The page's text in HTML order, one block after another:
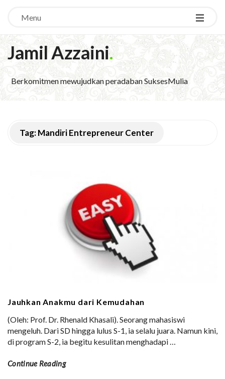
Menu
Jamil Azzaini.
Berkomitmen mewujudkan peradaban SuksesMulia
Tag:Mandiri Entrepreneur Center
Jauhkan Anakmu dari Kemudahan
(Oleh: Prof. Dr. Rhenald Khasali). Seorang mahasiswi
mengeluh. Dari SD hingga lulus S-1, ia selalu juara. Namun kini,
di program S-2, ia begitu kesulitan menghadapi…
Continue Reading